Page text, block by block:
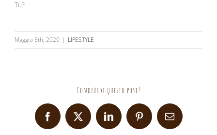
Tu?
Maggio 5th, 2020 | LIFESTYLE
Condividi questo post!
Facebook
X LinkedInPinterestEmail